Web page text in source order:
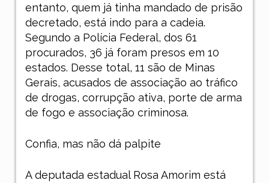
entanto, quem já tinha mandado de prisão
decretado, está indo para a cadeia.
Segundo a Polícia Federal, dos 61
procurados, 36 já foram presos em 10
estados. Desse total, 11 são de Minas
Gerais, acusados de associação ao tráfico
de drogas, corrupção ativa, porte de arma
de fogo e associação criminosa.
Confia, mas não dá palpite
A deputada estadual Rosa Amorim está